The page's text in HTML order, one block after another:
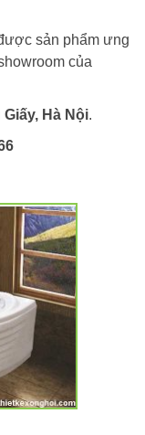
sản phẩm ưng
của
Hà Nội.